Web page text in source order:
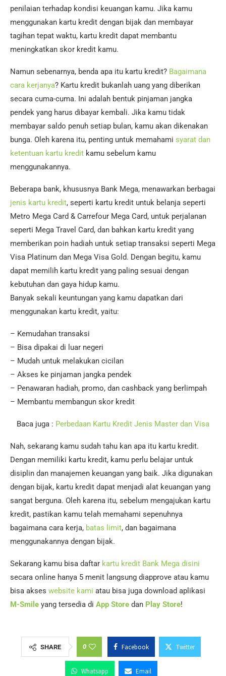
penilaian terhadap kondisi keuangan kamu. Jika kamu
menggunakan kartu kredit dengan bijak dan membayar
tagihan tepat waktu, kartu kredit dapat membantu
meningkatkan skor kredit kamu.
Namun sebenarnya, benda apa itu kartu kredit? Bagaimana
cara kerjanya? Kartu kredit bukanlah uang yang diberikan
secara cuma-cuma. Ini adalah bentuk pinjaman jangka
pendek yang harus dibayar kembali. Jika kamu tidak
membayar saldo penuh setiap bulan, kamu akan dikenakan
bunga. Oleh karena itu, penting untuk memahami syarat dan
ketentuan kartu kredit kamu sebelum kamu
menggunakannya.
Beberapa bank, khususnya Bank Mega, menawarkan berbagai
jenis kartu kredit, seperti kartu kredit untuk belanja seperti
Metro Mega Card & Carrefour Mega Card, untuk perjalanan
seperti Mega Travel Card, dan bahkan kartu kredit yang
memberikan poin hadiah untuk setiap transaksi seperti Mega
Visa Platinum dan Mega Visa Gold. Dengan begitu, kamu
dapat memilih kartu kredit yang paling sesuai dengan
kebutuhan dan gaya hidup kamu.
Banyak sekali keuntungan yang kamu dapatkan dari
menggunakan kartu kredit, yaitu:
– Kemudahan transaksi
– Bisa dipakai di luar negeri
– Mudah untuk melakukan cicilan
– Akses ke pinjaman jangka pendek
– Penawaran hadiah, promo, dan cashback yang berlimpah
– Membantu membangun skor kredit
Baca juga : Perbedaan Kartu Kredit Jenis Master dan Visa
Nah, sekarang kamu sudah tahu kan apa itu kartu kredit.
Dengan memiliki kartu kredit, kamu perlu belajar untuk
disiplin dan manajemen keuangan yang baik. Jika digunakan
dengan bijak, kartu kredit dapat menjadi alat keuangan yang
sangat berguna. Oleh karena itu, sebelum mengajukan kartu
kredit, pastikan kamu telah memahami sepenuhnya
bagaimana cara kerja, batas limit, dan bagaimana
menggunakannya dengan bijak.
Sekarang kamu bisa daftar kartu kredit Bank Mega disini
secara online hanya 5 menit langsung diapprove atau kamu
bisa akses website kami atau bisa juga download aplikasi
M-Smile yang tersedia di App Store dan Play Store!
SHARE 0 Facebook Twitter
Whatsapp Email